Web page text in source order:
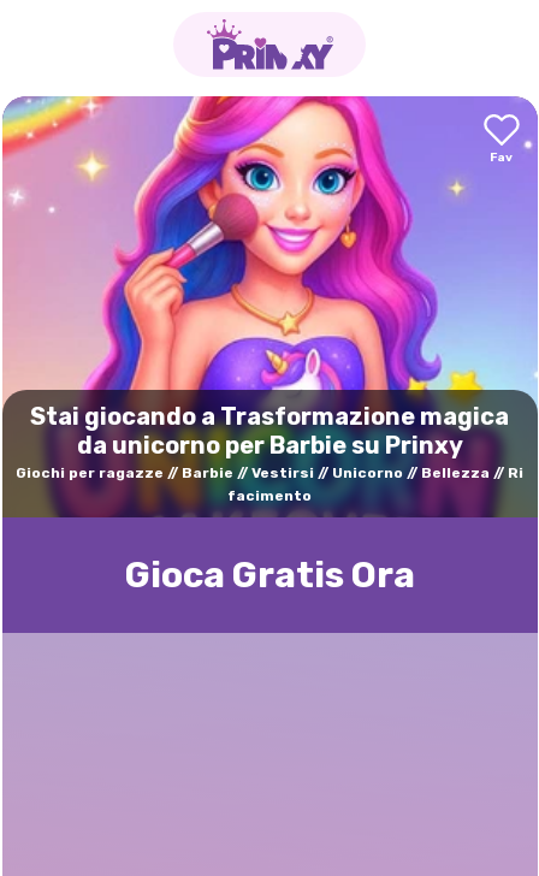
Stai giocando a Trasformazione magica
da unicorno per Barbie su Prinxy
Giochi per ragazze Barbie Vestirsi Unicorno Bellezza
Ri
facimento
Gioca Gratis Ora